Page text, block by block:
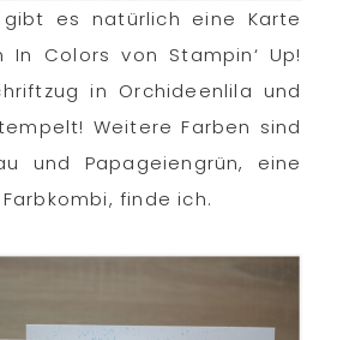
gibt es natürlich eine Karte
Colors von Stampin‘ Up!
in Orchideenlila und
Weitere Farben sind
und Papageiengrün, eine
finde ich.